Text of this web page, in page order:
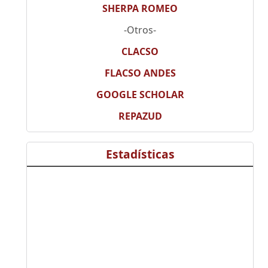
SHERPA ROMEO
-Otros-
CLACSO
FLACSO ANDES
GOOGLE SCHOLAR
REPAZUD
Estadísticas